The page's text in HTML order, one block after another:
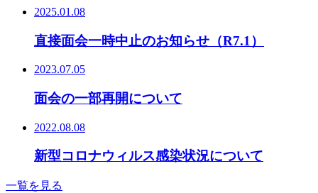
2025.01.08
直接面会一時中止のお知らせ（R7.1）
2023.07.05
面会の一部再開について
2022.08.08
新型コロナウィルス感染状況について
一覧を見る